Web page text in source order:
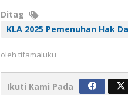
Ditag
KLA 2025 Pemenuhan Hak
oleh tifamaluku
Ikuti Kami Pada